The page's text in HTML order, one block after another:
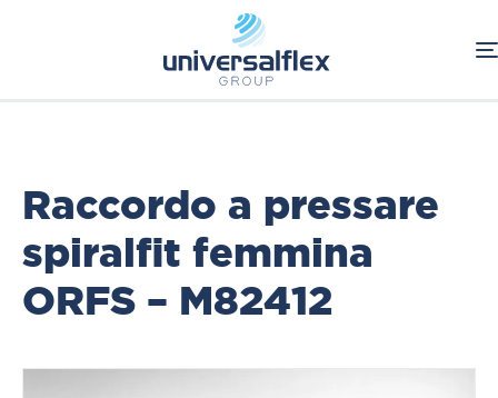
Connessioni Oleodinamiche
Raccordi a pressare Spiralfit
Raccordo a pressare
spiralfit femmina
ORFS – M82412